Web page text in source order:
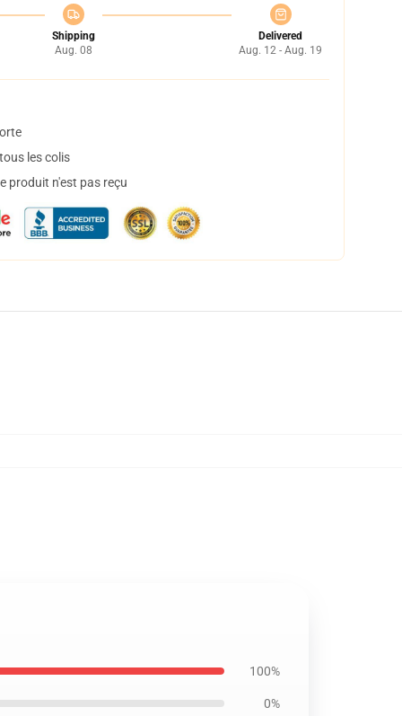
Shipping
Aug. 08
Delivered
Aug. 12 - Aug. 19
les colis
produit n'est pas reçu
100%
0%